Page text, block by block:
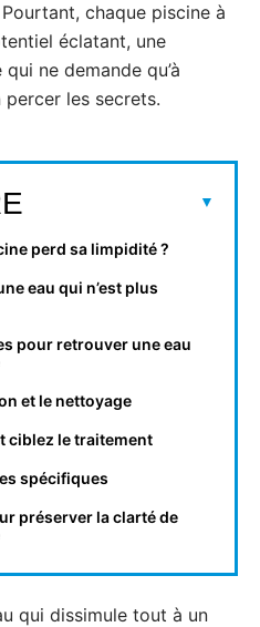
chaque piscine à
éclatant, une
ne demande qu’à
percer les secrets.
perd sa limpidité ?
eau qui n’est plus
pour retrouver une eau
et le nettoyage
ciblez le traitement
spécifiques
préserver la clarté de
qui dissimule tout à un